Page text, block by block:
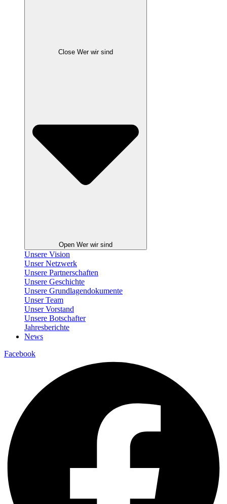
Close Wer wir sind
Open Wer wir sind
Unsere Vision
Unser Netzwerk
Unsere Partnerschaften
Unsere Geschichte
Unsere Grundlagendokumente
Unser Team
Unser Vorstand
Unsere Botschafter
Jahresberichte
News
Facebook